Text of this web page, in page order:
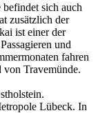
sich auch
zusätzlich der
ist einer der
und
fahren
von Travemünde.
Lübeck. In